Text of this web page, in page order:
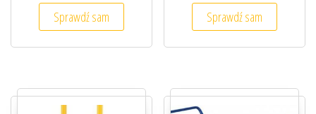
Sprawdź sam Sprawdź sam